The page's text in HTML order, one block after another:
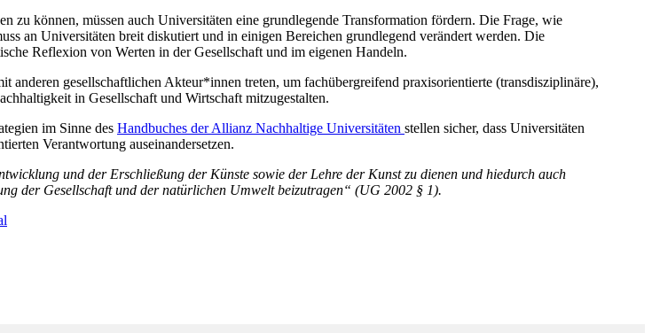
zu können, müssen auch Universitäten eine grundlegende Transformation fördern. Die Frage, wie
an Universitäten breit diskutiert und in einigen Bereichen grundlegend verändert werden. Die
Reflexion von Werten in der Gesellschaft und im eigenen Handeln.
gesellschaftlichen Akteur*innen treten, um fachübergreifend praxisorientierte (transdisziplinäre),
in Gesellschaft und Wirtschaft mitzugestalten.
im Sinne des Handbuches der Allianz Nachhaltige Universitäten stellen sicher, dass Universitäten
Verantwortung auseinandersetzen.
und der Erschließung der Künste sowie der Lehre der Kunst zu dienen und hiedurch auch
der Gesellschaft und der natürlichen Umwelt beizutragen“ (UG 2002 § 1).